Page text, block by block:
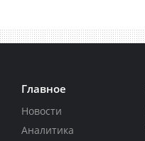
Главное
Новости
Аналитика